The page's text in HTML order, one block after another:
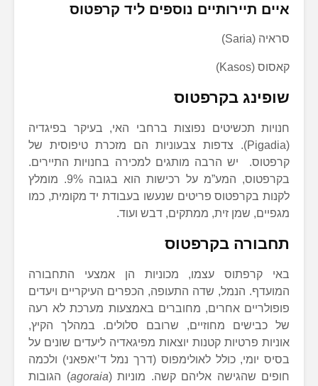
איים תיירותיים נוספים ליד קרפטוס
סראיה (Saria)
קאסוס (Kasos)
שופינג בקרפטוס
חנויות תכשיטים נפוצות ברחבי האי, בעיקר בפיגדיה
(Pigadia). צדפות צבעוניות הם מזכרת טיפוסית של
קרפטוס. יש הרבה מותגים למכירה בחנויות התיירים.
בקרפטוס, המע”מ על רכישות הוא בגובה 9%. מומלץ
לקנות בקרפטוס פריטים שנעשו בעבודת יד מקומית, כמו
מגפיים, שמן זית, ממתקים, דבש ועוד.
תחבורה בקרפטוס
באי קרפתוס עצמו, מכוניות הן אמצעי התחבורה
המועדף. הנמל, שדה התעופה, הכפרים העיקריים ויעדים
פופולריים אחרים, מחוברים באמצעות מערכת לא רעה
של כבישים מחוזיים, שרובם סלולים. במהלך הקיץ,
אוניות פרטיות קטנות יוצאות מפיגאדיה ליעדים שונים על
בסיס יומי, כולל לאולימפוס (דרך נמל ד’יאפאני) ולכמה
חופים שהגישה אליהם קשה. מוניות (agoraia) הגובות